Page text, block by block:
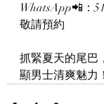
WhatsApp📲：
敬請預約
抓緊夏天的尾巴
顯男士清爽魅力！